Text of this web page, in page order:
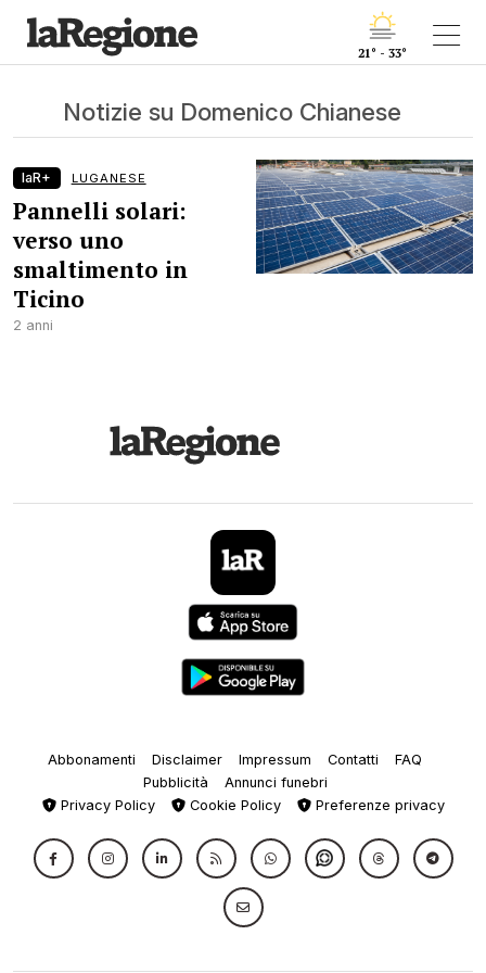
21° - 33°
Notizie su Domenico Chianese
laR+ LUGANESE
Pannelli solari:
verso uno
smaltimento in
Ticino
2 anni
Abbonamenti Disclaimer Impressum Contatti
FAQ
Pubblicità
Annunci funebri
Privacy Policy
Cookie Policy Preferenze privacy